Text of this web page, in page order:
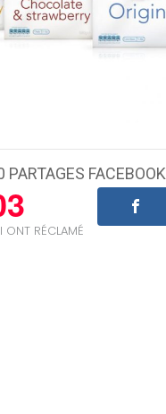
PARTAGES FACEBOOK
ONT RÉCLAMÉ